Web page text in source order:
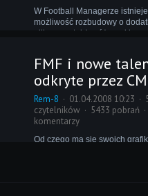
W Football Managerze
możliwość rozbudowy o
piłkarzy, a także różnorakie
FMF i nowe
odkryte przez
Rem-8 01.04.2008 10:23
czytelników
5433 pobrań
komentarzy
Od czego ma się swoich